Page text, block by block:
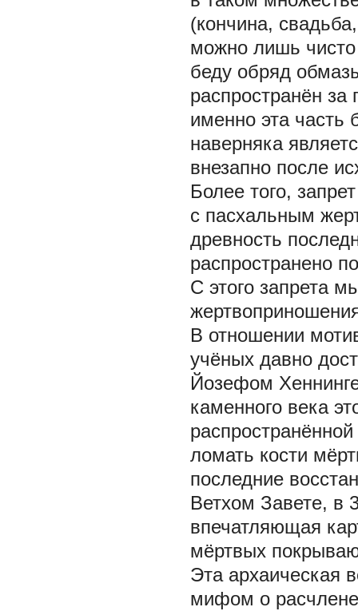
(кончина,
можно лишь
беду обряд
распространён за
именно эта часть
наверняка
внезапно после
Более того,
с пасхальным
древность
распространено
С этого запрета
В отношении
учёных давно
Йозефом
каменного века
ломать кости
последние
Ветхом Завете, в
впечатляющая
мёртвых
Эта архаическая
мифом о